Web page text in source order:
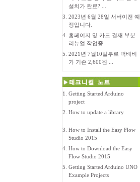
설치가 완료? ...
3. 2023년 6월 28일 서버이전 예
정입니다.
4. 홈페이지 및 카드 결재 부분
리뉴얼 작업중 ...
5. 2021년 7월10일부로 택배비
가 기존 2,600원 ...
1. Getting Started Arduino
project
2. How to update a library
3. How to Install the Easy Flow
Studio 2015
4. How to Download the Easy
Flow Studio 2015
5. Getting Started Arduino UNO
Example Projects